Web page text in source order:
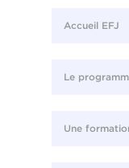
Accueil EFJ
Le
Une